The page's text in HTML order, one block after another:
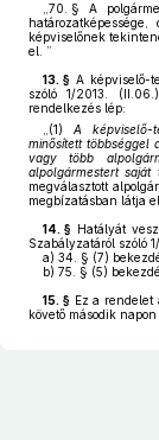
„70. § A
képviselőnek
el. ”
13. § A képviselő-
szóló 1/2013.
rendelkezés lép:
„(1)
A képviselő-
minősített többséggel
vagy több
alpolgármestert saját
megválasztott
megbízatásban látja
14. § Hatályát
Szabályzatáról szóló
a) 34. § (7)
b) 75. § (5)
15. § Ez a rendelet
követő második